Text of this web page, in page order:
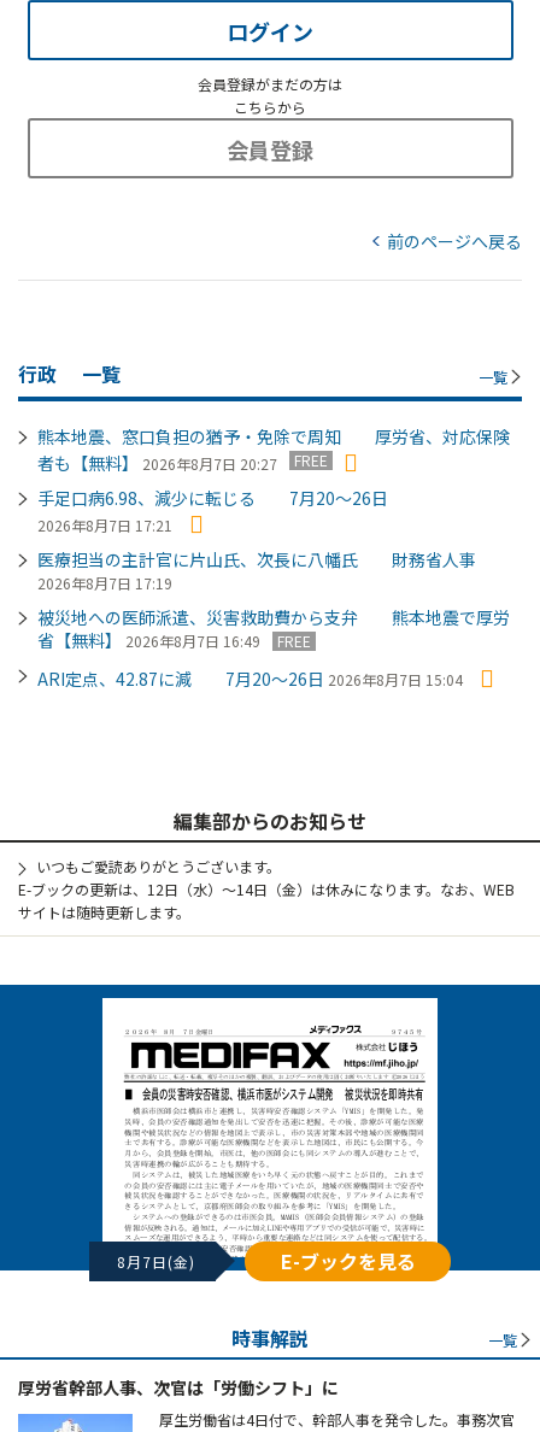
ログイン
会員登録がまだの方は
こちらから
会員登録
前のページへ戻る
行政 一覧 一覧
熊本地震、窓口負担の猶予・免除で周知 厚労省、対応保険
者も【無料】
2026年8月7日 20:27 FREE
手足口病6.98、減少に転じる 7月20～26日
2026年8月7日 17:21
医療担当の主計官に片山氏、次長に八幡氏 財務省人事
2026年8月7日 17:19
被災地への医師派遣、災害救助費から支弁 熊本地震で厚労
省【無料】
2026年8月7日 16:49 FREE
ARI定点、42.87に減 7月20～26日 2026年8月7日 15:04
編集部からのお知らせ
いつもご愛読ありがとうございます。
E-ブックの更新は、12日（水）～14日（金）は休みになります。なお、WEB
サイトは随時更新します。
8月7日(金) E-ブックを見る
時事解説 一覧
厚労省幹部人事、次官は「労働シフト」に
厚生労働省は4日付で、幹部人事を発令した。事務次官